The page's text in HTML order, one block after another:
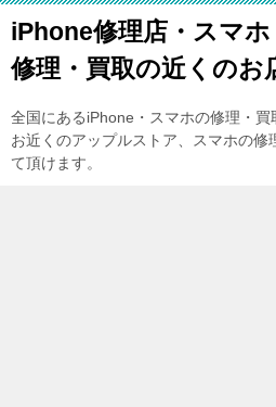
iPhone修理店・スマ
修理・買取の近くのお
全国にあるiPhone・スマホの修理・買
お近くのアップルストア、スマホの修
て頂けます。